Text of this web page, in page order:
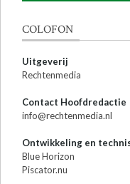
COLOFON
Uitgeverij
Rechtenmedia
Contact Hoofdredactie
info@rechtenmedia.nl
Ontwikkeling en
Blue Horizon
Piscator.nu